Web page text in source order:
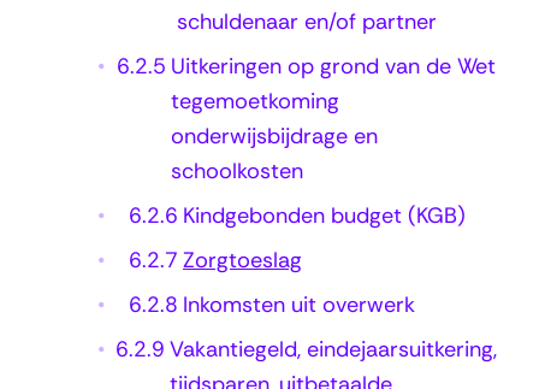
schuldenaar en/of partner
6.2.5 Uitkeringen op grond van de Wet
tegemoetkoming
onderwijsbijdrage en
schoolkosten
6.2.6 Kindgebonden budget (KGB)
6.2.7 Zorgtoeslag
6.2.8 Inkomsten uit overwerk
6.2.9 Vakantiegeld, eindejaarsuitkering,